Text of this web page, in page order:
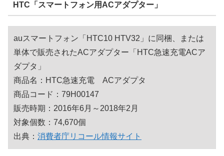
HTC「スマートフォン用ACアダプター」
auスマートフォン「HTC10 HTV32」に同梱、または
単体で販売されたACアダプター「HTC急速充電ACア
ダプタ」
商品名：HTC急速充電 ACアダプタ
商品コード：79H00147
販売時期：2016年6月～2018年2月
対象個数：74,670個
出典： 消費者庁リコール情報サイト